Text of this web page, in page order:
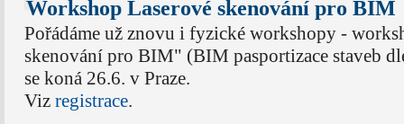
Workshop Laserové skenování pro BIM
Pořádáme už znovu i fyzické workshopy -
skenování pro BIM" (BIM pasportizace staveb
se koná 26.6. v Praze.
Viz registrace.